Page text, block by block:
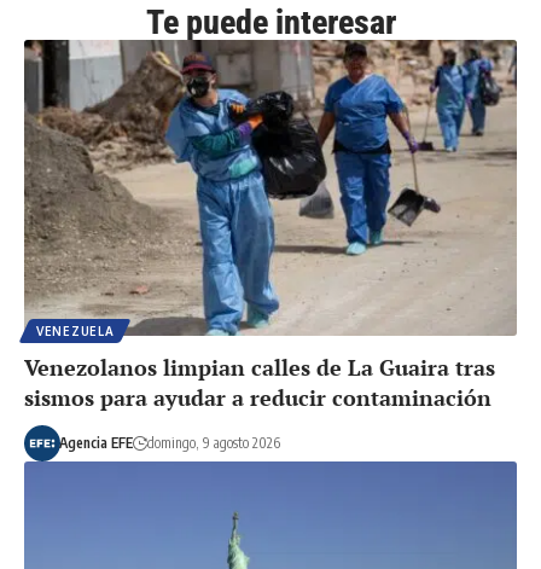
Te puede interesar
VENEZUELA
Venezolanos limpian calles de La Guaira tras
sismos para ayudar a reducir contaminación
Agencia EFE domingo, 9 agosto 2026